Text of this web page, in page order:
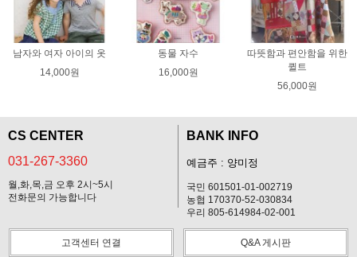
남자와 여자 아이의 옷
14,000원
동물 자수
16,000원
따뜻함과 편안함을 위한
퀼트
56,000원
CS CENTER
031-267-3360
월,화,목,금 오후 2시~5시
전화문의 가능합니다
BANK INFO
예금주 : 양미정
국민 601501-01-002719
농협 170370-52-030834
우리 805-614984-02-001
고객센터 연결 Q&A 게시판